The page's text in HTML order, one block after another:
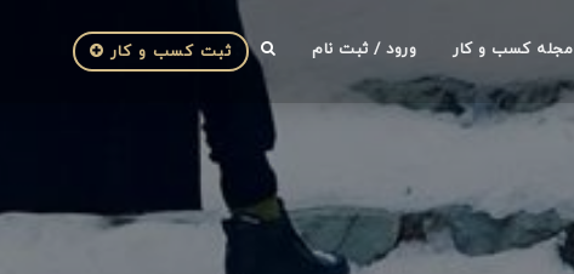
مجله کسب و کار ورود / ثبت نام ثبت کسب و کار